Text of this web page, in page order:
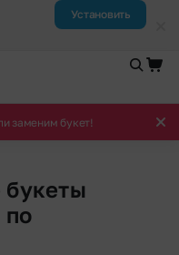
Установить
заменим букет!
по